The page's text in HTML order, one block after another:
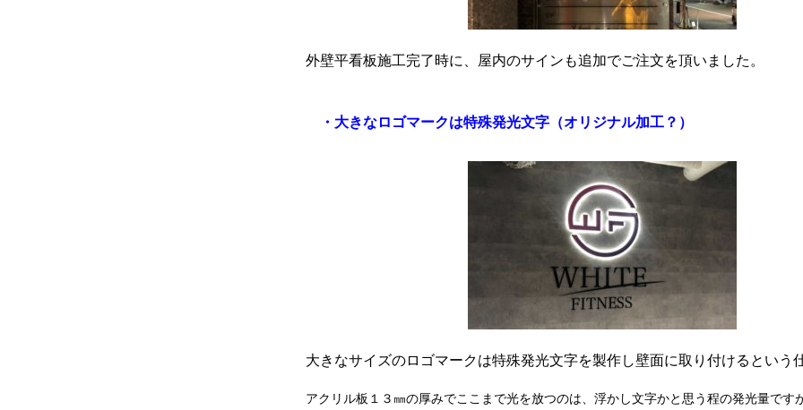
外壁平看板施工完了時に、屋内のサインも追加でご注文を頂いました。
・大きなロゴマークは特殊発光文字（オリジナル加工？）
大きなサイズのロゴマークは特殊発光文字を製作し壁面に取り付けるという
アクリル板１３㎜の厚みでここまで光を放つのは、 浮かし文字かと思う程の発光量です